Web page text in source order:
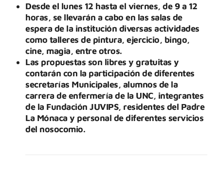
Desde el lunes 12 hasta el viernes, de 9 a 12
horas, se llevarán a cabo en las salas de
espera de la institución diversas actividades
como talleres de pintura, ejercicio, bingo,
cine, magia, entre otros.
Las propuestas son libres y gratuitas y
contarán con la participación de diferentes
secretarías Municipales, alumnos de la
carrera de enfermería de la UNC, integrantes
de la Fundación JUVIPS, residentes del Padre
La Mónaca y personal de diferentes servicios
del nosocomio.